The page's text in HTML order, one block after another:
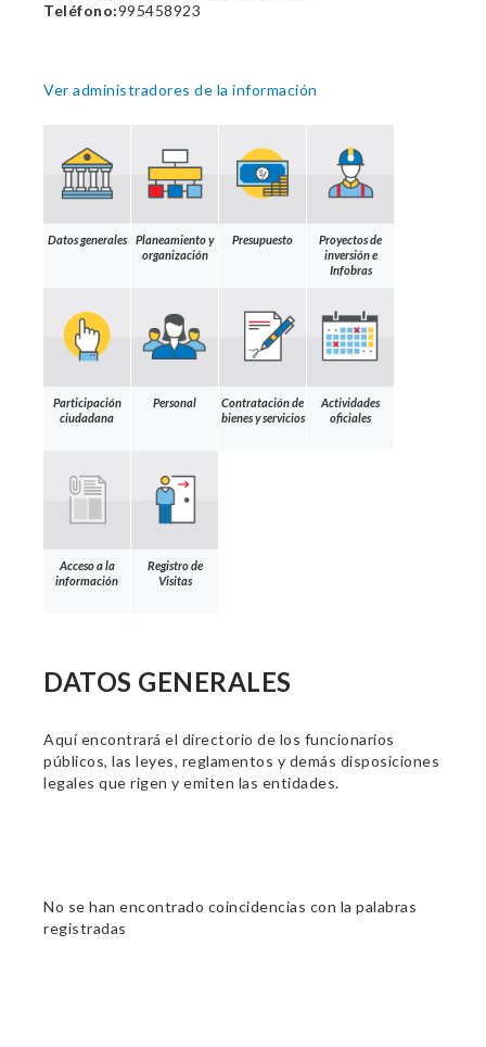
Teléfono:995458923
Ver administradores de la información
Datos generales
Planeamiento y
organización
Presupuesto
Proyectos de
inversión e
Infobras
Participación
ciudadana
Personal
Contratación de
bienes y servicios
Actividades
oficiales
Acceso a la
información
Registro de
Visitas
DATOS GENERALES
Aquí encontrará el directorio de los funcionarios
públicos, las leyes, reglamentos y demás disposiciones
legales que rigen y emiten las entidades.
No se han encontrado coincidencias con la palabras
registradas